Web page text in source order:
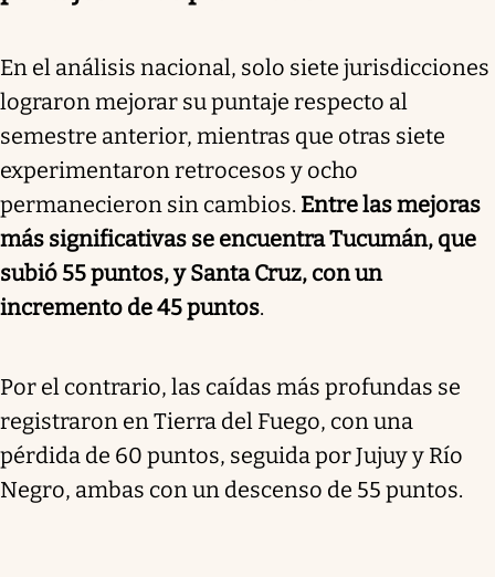
En el análisis nacional, solo siete jurisdicciones
lograron mejorar su puntaje respecto al
semestre anterior, mientras que otras siete
experimentaron retrocesos y ocho
permanecieron sin cambios. Entre las mejoras
más significativas se encuentra Tucumán, que
subió 55 puntos, y Santa Cruz, con un
incremento de 45 puntos.
Por el contrario, las caídas más profundas se
registraron en Tierra del Fuego, con una
pérdida de 60 puntos, seguida por Jujuy y Río
Negro, ambas con un descenso de 55 puntos.